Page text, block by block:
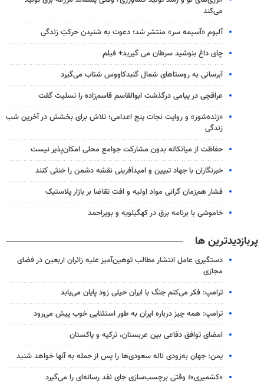
می‌کند
آلبوم «آسیمه سر» منتشر شد؛ دعوت به شنیدن حرکتِ زندگی
چای داغ بنوشید سرطان می گیرید+ فیلم
آبرسانی به روستاهای شمال گنبدکاووس شتاب می‌گیرد
عراقچی در پیامی درگذشت ابوالقاسم قاسم‌زاده را تسلیت گفت
«زنده‌شور» و روایت نجات پنج اعدامی؛ تلاش برای بخشش در آخرین شب
زندگی
حفاظت از میانکاله بدون مشارکت جوامع محلی امکان‌پذیر نیست
خبرنگاران با جهاد تبیین و امیدآفرینی نقشه دشمن را خنثی کنند
فشار هم‌زمان گرانی مواد اولیه و افت تقاضا بر بازار پلاستیک
خاموشی با برنامه برق در کهگیلویه و بویراحمد
پربازدیدترین ها
دستگیری عامل انتشار مطالب توهین‌آمیز علیه زائران اربعین در فضای
مجازی
ترامپ: فکر می‌کنم جنگ با ایران خیلی زود پایان می‌یابد
ترامپ: همه چیز درباره ایران به طور استثنایی خوب پیش می‌رود
امضای توافق دفاعی بین عربستان، ترکیه و پاکستان
یمن: جهان به‌زودی ناله سعودی‌ها را پس از حمله به آنها خواهد شنید
«کشمیری»؛ وقتی برچسب‌سازی جای نقد رسانه‌ای را می‌گیرد